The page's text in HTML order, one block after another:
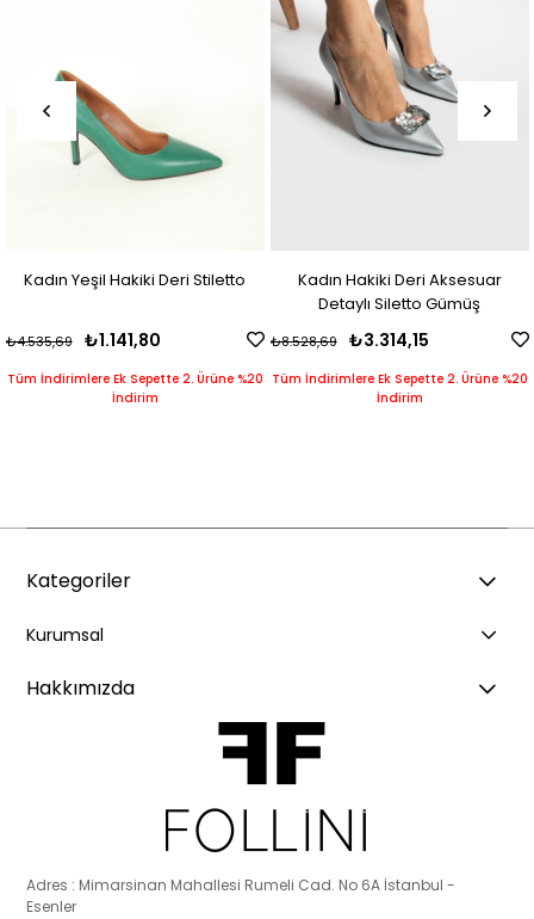
Kadın Yeşil Hakiki Deri Stiletto
₺1.141,80
₺4.535,69
Tüm İndirimlere Ek Sepette 2. Ürüne %20
İndirim
Kadın Hakiki Deri Aksesuar
Detaylı Siletto Gümüş
₺3.314,15
₺8.528,69
Tüm İndirimlere Ek Sepette 2. Ürüne %20
İndirim
Kategoriler
Kurumsal
Hakkımızda
Adres : Mimarsinan Mahallesi Rumeli Cad. No 6A İstanbul -
Esenler